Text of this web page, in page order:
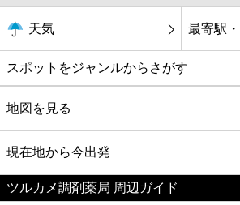
天気 最寄駅
スポットをジャンルからさがす
グルメ
映画
美容
地図を見る
現在地から今出発
ツルカメ調剤薬局 周辺ガイド